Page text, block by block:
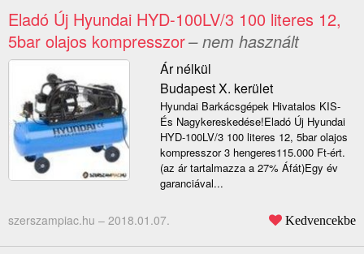
Eladó Új Hyundai HYD-100LV/3 100 literes 12,
5bar olajos kompresszor– nem használt
Ár nélkül
Budapest X. kerület
Hyundai Barkácsgépek Hivatalos KIS-
És Nagykereskedése!Eladó Új Hyundai
HYD-100LV/3 100 literes 12, 5bar olajos
kompresszor 3 hengeres115.000 Ft-ért.
(az ár tartalmazza a 27% Áfát)Egy év
garanciával...
szerszampiac.hu – 2018.01.07. Kedvencekbe